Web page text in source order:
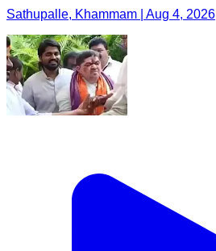
Sathupalle, Khammam | Aug 4, 2026